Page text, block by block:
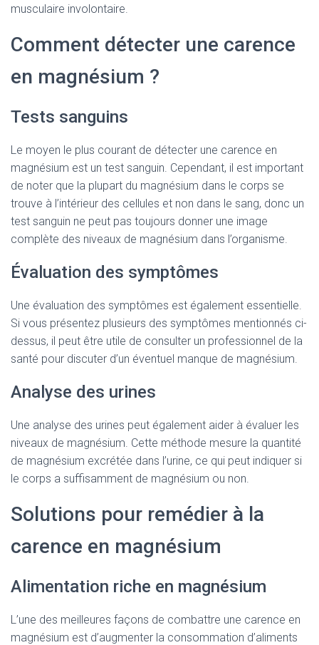
musculaire involontaire.
Comment détecter une carence
en magnésium ?
Tests sanguins
Le moyen le plus courant de détecter une carence en
magnésium est un test sanguin. Cependant, il est important
de noter que la plupart du magnésium dans le corps se
trouve à l’intérieur des cellules et non dans le sang, donc un
test sanguin ne peut pas toujours donner une image
complète des niveaux de magnésium dans l’organisme.
Évaluation des symptômes
Une évaluation des symptômes est également essentielle.
Si vous présentez plusieurs des symptômes mentionnés ci-
dessus, il peut être utile de consulter un professionnel de la
santé pour discuter d’un éventuel manque de magnésium.
Analyse des urines
Une analyse des urines peut également aider à évaluer les
niveaux de magnésium. Cette méthode mesure la quantité
de magnésium excrétée dans l’urine, ce qui peut indiquer si
le corps a suffisamment de magnésium ou non.
Solutions pour remédier à la
carence en magnésium
Alimentation riche en magnésium
L’une des meilleures façons de combattre une carence en
magnésium est d’augmenter la consommation d’aliments